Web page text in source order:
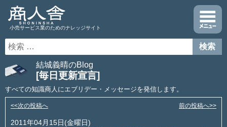
小売サービス業のためのナレッジサイト
結城義晴のBlog
[毎日更新宣言]
すべての知識商人にエブリデー・メッセージを発信します。
<<次の投稿へ 前の投稿へ>>
2011年04月15日(金曜日)